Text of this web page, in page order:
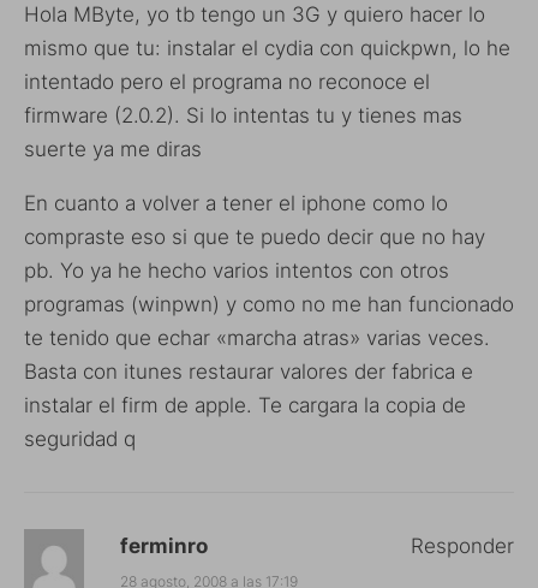
Hola MByte, yo tb tengo un 3G y quiero hacer lo
mismo que tu: instalar el cydia con quickpwn, lo he
intentado pero el programa no reconoce el
firmware (2.0.2). Si lo intentas tu y tienes mas
suerte ya me diras
En cuanto a volver a tener el iphone como lo
compraste eso si que te puedo decir que no hay
pb. Yo ya he hecho varios intentos con otros
programas (winpwn) y como no me han funcionado
te tenido que echar «marcha atras» varias veces.
Basta con itunes restaurar valores der fabrica e
instalar el firm de apple. Te cargara la copia de
seguridad q
ferminro
28 agosto, 2008 a las 17:19
Responder